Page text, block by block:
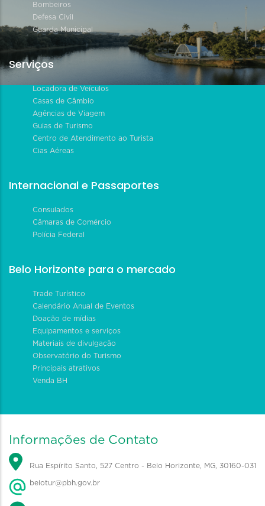
Bombeiros
Defesa Civil
Guarda Municipal
Serviços
Locadora de Veículos
Casas de Câmbio
Agências de Viagem
Guias de Turismo
Centro de Atendimento ao Turista
Cias Aéreas
Internacional e Passaportes
Consulados
Câmaras de Comércio
Polícia Federal
Belo Horizonte para o mercado
Trade Turístico
Calendário Anual de Eventos
Doação de mídias
Equipamentos e serviços
Materiais de divulgação
Observatório do Turismo
Principais atrativos
Venda BH
Informações de Contato
Rua Espírito Santo, 527 Centro - Belo Horizonte, MG, 30160-031
belotur@pbh.gov.br